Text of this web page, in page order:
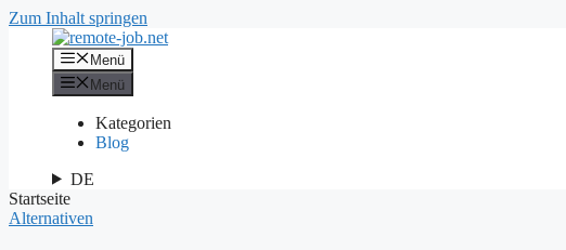
Zum Inhalt springen
Menü
Menü
Kategorien
Blog
DE
Startseite
Alternativen